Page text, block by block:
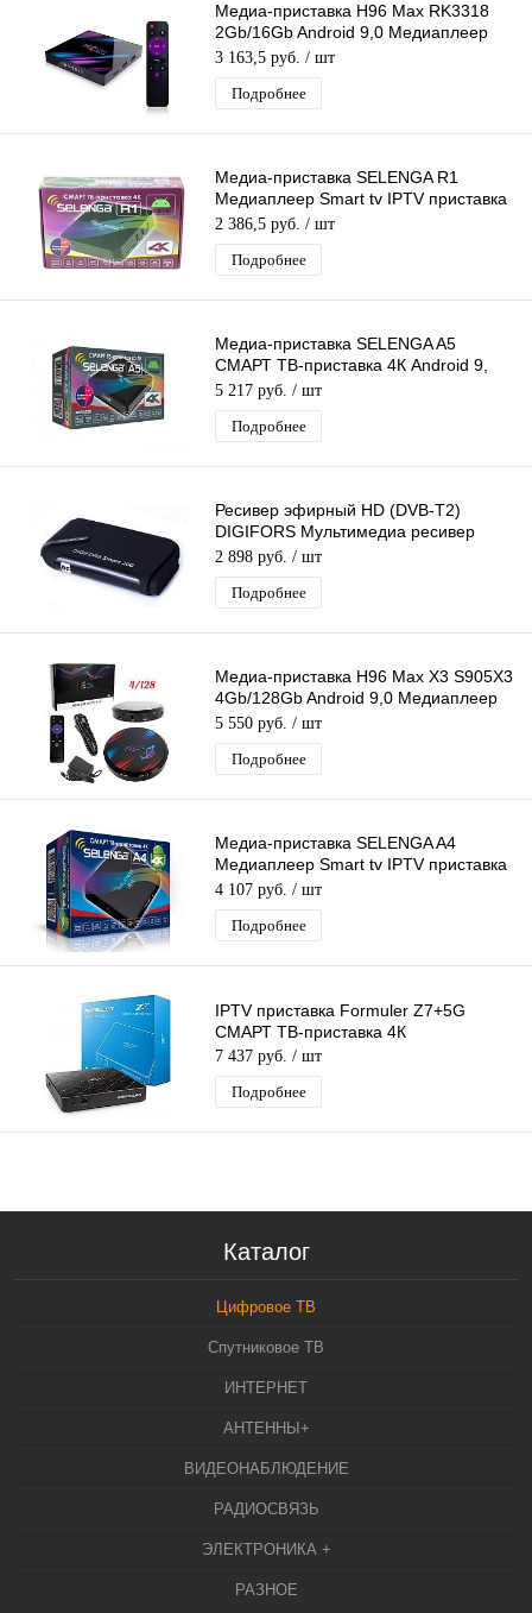
Медиа-приставка H96 Max RK3318
2Gb/16Gb Android 9,0 Медиаплеер
Smart tv IPTV приставка 4K H.265
3 163,5 руб. / шт
Подробнее
Медиа-приставка SELENGA R1
Медиаплеер Smart tv IPTV приставка
4K
2 386,5 руб. / шт
Подробнее
Медиа-приставка SELENGA A5
СМАРТ ТВ-приставка 4К Android 9,
4/32 Gb, мультимедийный центр
развлече
5 217 руб. / шт
Подробнее
Ресивер эфирный HD (DVB-T2)
DIGIFORS Мультимедиа ресивер
DIGIFORS SMART200 Android+DVBТ2
2 898 руб. / шт
Подробнее
Медиа-приставка H96 Max X3 S905X3
4Gb/128Gb Android 9,0 Медиаплеер
Smart tv IPTV приставка 4K H.265
5 550 руб. / шт
Подробнее
Медиа-приставка SELENGA A4
Медиаплеер Smart tv IPTV приставка
4K
4 107 руб. / шт
Подробнее
IPTV приставка Formuler Z7+5G
СМАРТ ТВ-приставка 4К
7 437 руб. / шт
Подробнее
Каталог
Цифровое ТВ
Спутниковое ТВ
ИНТЕРНЕТ
АНТЕННЫ+
ВИДЕОНАБЛЮДЕНИЕ
РАДИОСВЯЗЬ
ЭЛЕКТРОНИКА +
РАЗНОЕ